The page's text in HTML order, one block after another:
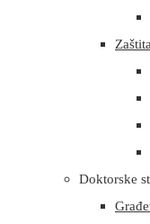
Zaštita
Doktorske